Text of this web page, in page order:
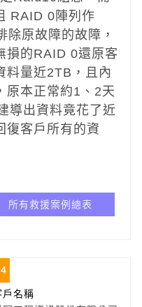
RAID 0陣列作
原故障的故障，
損的RAID 0還原客
料量近2TB，且內
原本正常約1、2天
導出資料竟花了近
復客戶所有的資
所有救援案例總表
戶名稱